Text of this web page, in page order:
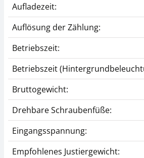
Aufladezeit:
Auflösung der Zählung:
Betriebszeit:
Betriebszeit
Bruttogewicht:
Drehbare Schraubenfüße:
Eingangsspannung:
Empfohlenes Justiergewicht: